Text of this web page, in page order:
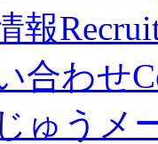
報
合わせ
ゅうメ